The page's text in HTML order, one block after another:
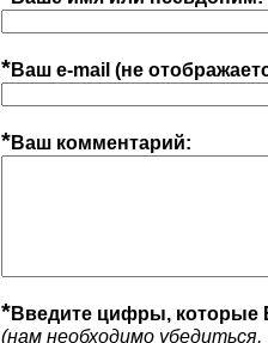
*Ваш e-mail (не
*Ваш комментарий:
*Введите цифры, которые
(нам необходимо